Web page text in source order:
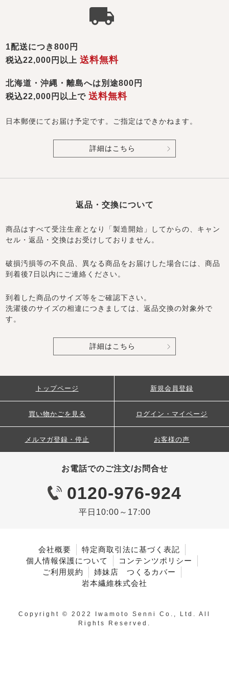
1配送につき800円
税込22,000円以上送料無料
北海道・沖縄・離島へは別途800円
税込22,000円以上で送料無料
日本郵便にてお届け予定です。ご指定はできかねます。
詳細はこちら
返品・交換について
商品はすべて受注生産となり「製造開始」してからの、キャン
セル・返品・交換はお受けしておりません。
破損汚損等の不良品、異なる商品をお届けした場合には、商品
到着後7日以内にご連絡ください。
到着した商品のサイズ等をご確認下さい。
洗濯後のサイズの相違につきましては、返品交換の対象外で
す。
詳細はこちら
お電話でのご注文/お問合せ
0120-976-924
平日10:00～17:00
トップページ 新規会員登録
買い物かごを見る ログイン・マイページ
メルマガ登録・停止 お客様の声
会社概要
特定商取引法に基づく表記
個人情報保護について
コンテンツポリシー
ご利用規約
姉妹店 つくるカバー
岩本繊維株式会社
Copyright © 2022 Iwamoto Senni Co., Ltd. All
Rights Reserved.